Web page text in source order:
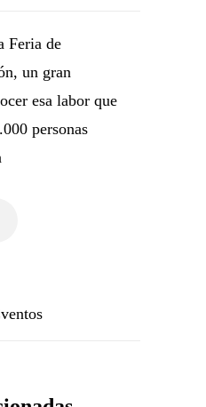
Feria de
un gran
esa labor que
personas